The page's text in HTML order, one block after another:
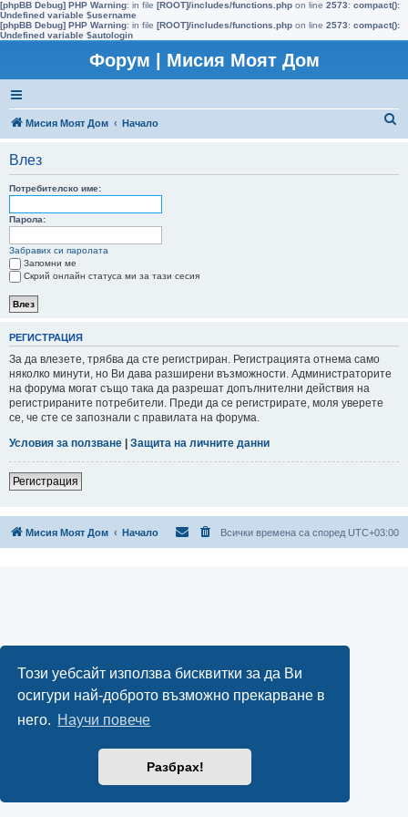
Този уебсайт използва бисквитки за да Ви
осигури най-доброто възможно прекарване в
него. Научи повече
Разбрах!
[phpBB Debug] PHP Warning: in file [ROOT]/includes/functions.php on line 2573: compact():
Undefined variable $username
[phpBB Debug] PHP Warning: in file [ROOT]/includes/functions.php on line 2573: compact():
Undefined variable $autologin
Форум | Мисия Моят Дом
Мисия Моят Дом Начало
Влез
Потребителско име:
Парола:
Забравих си паролата
Запомни ме
Скрий онлайн статуса ми за тази сесия
РЕГИСТРАЦИЯ
За да влезете, трябва да сте регистриран. Регистрацията отнема само
няколко минути, но Ви дава разширени възможности. Администраторите
на форума могат също така да разрешат допълнителни действия на
регистрираните потребители. Преди да се регистрирате, моля уверете
се, че сте се запознали с правилата на форума.
Условия за ползване | Защита на личните данни
Регистрация
Мисия Моят Дом Начало Всички времена са според UTC+03:00